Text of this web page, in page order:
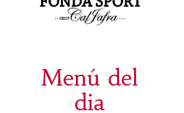
Menú del
dia